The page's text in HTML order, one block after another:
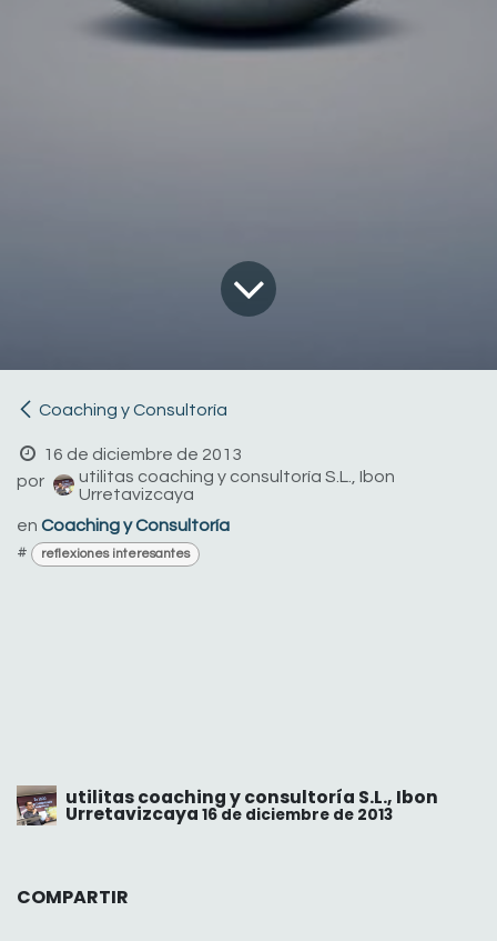
Coaching y Consultoría
16 de diciembre de 2013
por
utilitas coaching y consultoría S.L., Ibon
Urretavizcaya
en Coaching y Consultoría
#
reflexiones interesantes
utilitas coaching y consultoría S.L., Ibon
Urretavizcaya 16 de diciembre de 2013
COMPARTIR